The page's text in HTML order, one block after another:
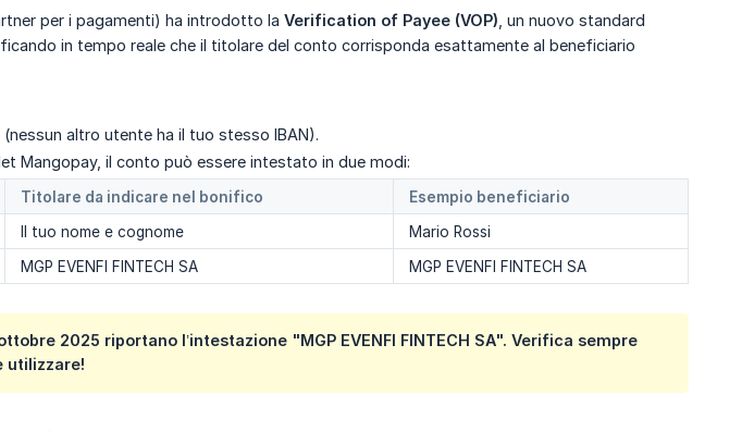
per i pagamenti) ha introdotto la Verification of Payee (VOP) , un nuovo standard
in tempo reale che il titolare del conto corrisponda esattamente al beneficiario
(nessun altro utente ha il tuo stesso IBAN).
Mangopay, il conto può essere intestato in due modi:
Titolare da indicare nel bonifico
Esempio beneficiario
Il tuo nome e cognome
Mario Rossi
MGP EVENFI FINTECH SA MGP EVENFI FINTECH SA
2025 riportano l’intestazione "MGP EVENFI FINTECH SA". Verifica sempre
utilizzare!